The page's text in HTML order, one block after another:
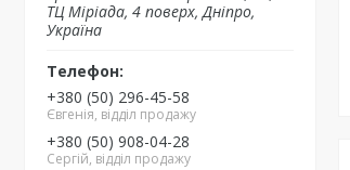
ТЦ Міріада, 4 поверх, Дніпро,
Україна
+380 (50) 296-45-58
Євгенія, відділ продажу
+380 (50) 908-04-28
Сергій, відділ продажу